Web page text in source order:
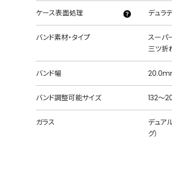
ケース表面処理 デュラ
バンド素材・タイプ
スーパ
三ツ折
バンド幅
バンド調整可能サイズ 132～
ガラス
デュア
グ）